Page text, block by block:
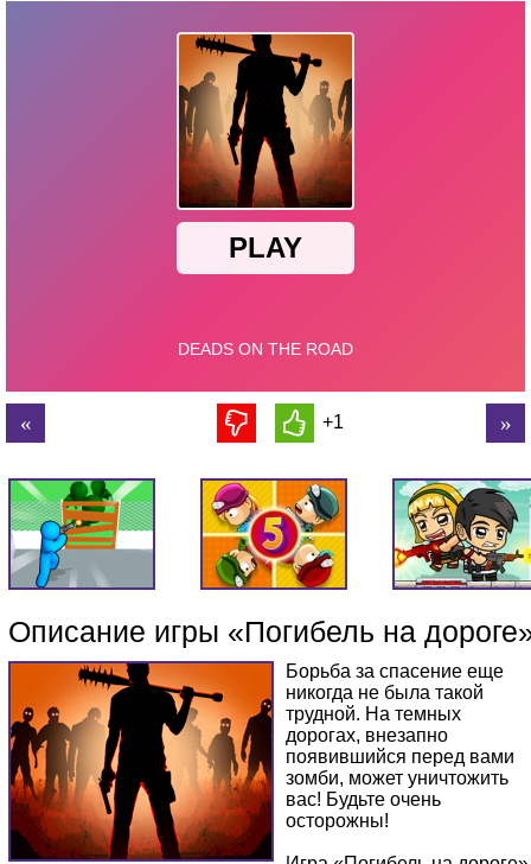
+1
Описание игры «Погибель на
Борьба за спасение еще
никогда не была такой
трудной. На темных
дорогах, внезапно
появившийся перед вами
зомби, может уничтожить
вас! Будьте очень
осторожны!